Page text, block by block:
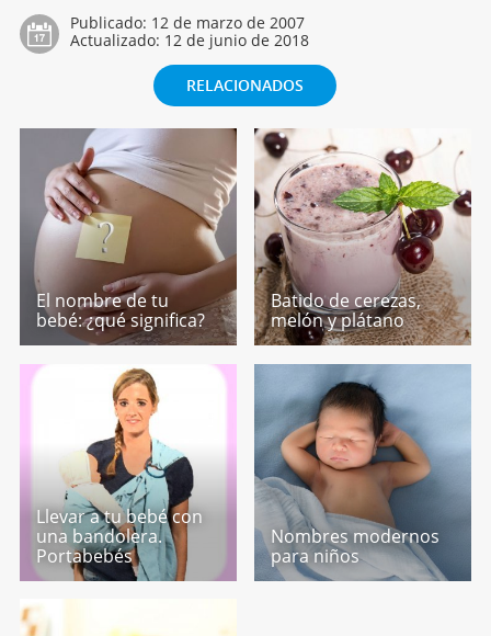
Publicado: 12 de marzo de 2007
Actualizado: 12 de junio de 2018
RELACIONADOS
El nombre de tu
bebé: ¿qué significa?
Batido de cerezas,
melón y plátano
Llevar a tu bebé con
una bandolera.
Portabebés
Nombres modernos
para niños